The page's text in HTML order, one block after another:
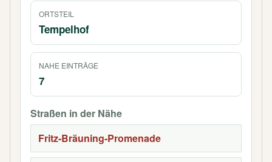
ORTSTEIL
Tempelhof
NAHE EINTRÄGE
7
Straßen in der Nähe
Fritz-Bräuning-Promenade